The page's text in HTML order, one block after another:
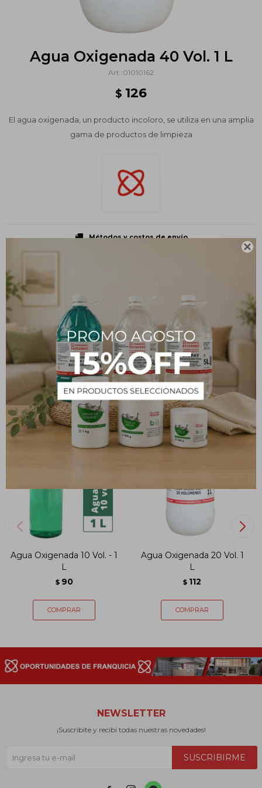

Agua Oxigenada 40 Vol. 1 L
01010162
$ 126
El agua oxigenada, un producto incoloro, se utiliza en una amplia
gama de productos de limpieza
Métodos y costos de envío
Volumen
Presentación
Botella plástica
Insumos
Estado
Líquido
PRODUCTOS QUE TE PUEDEN INTERESAR
Agua Oxigenada 10 Vol. - 1
L
$ 90
Agua Oxigenada 20 Vol. 1
L
$ 112
NEWSLETTER
¡Suscribite y recibí todas nuestras novedades!
SUSCRIBIRME